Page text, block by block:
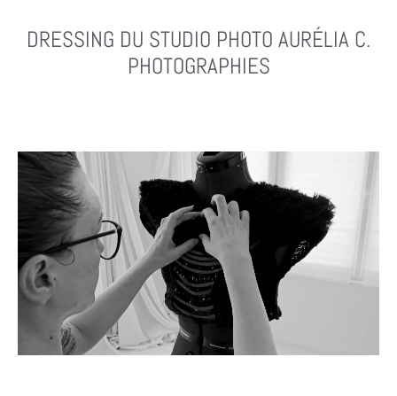
DRESSING DU STUDIO PHOTO AURÉLIA C.
PHOTOGRAPHIES